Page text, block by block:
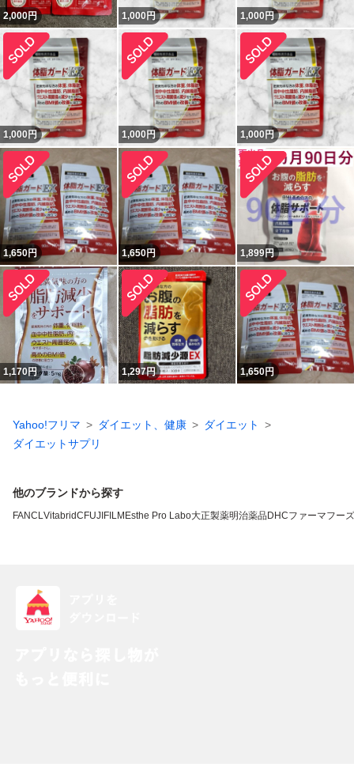
2,000円 1,000 円 1,000 円
1,000 円 1,000 円 1,000 円
1,650円 1,650円 1,899円
1,170円 1,297円 1,650円
Yahoo!フリマ ダイエット、健康
ダイエット
ダイエットサプリ
他のブランドから探す
FANCLVitabridC FUJIFILM Esthe Pro Labo大正製薬明治薬品DHCファーマフーズ